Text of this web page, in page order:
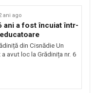
ani ago
ani a fost încuiat într-
din Cisnădie Un
avut loc la Grădinița nr. 6